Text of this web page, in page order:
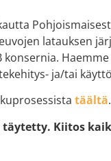
latauksen
konsernia.
ja/tai
täältä.
Kiitos